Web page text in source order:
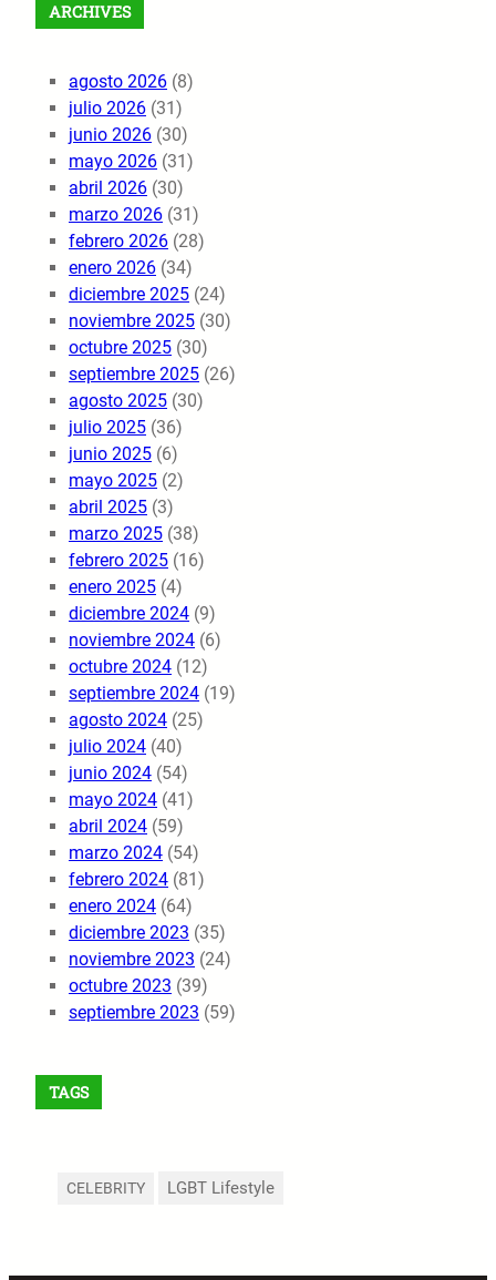
ARCHIVES
agosto 2026 (8)
julio 2026 (31)
junio 2026 (30)
mayo 2026 (31)
abril 2026 (30)
marzo 2026 (31)
febrero 2026 (28)
enero 2026 (34)
diciembre 2025 (24)
noviembre 2025 (30)
octubre 2025 (30)
septiembre 2025 (26)
agosto 2025 (30)
julio 2025 (36)
junio 2025 (6)
mayo 2025 (2)
abril 2025 (3)
marzo 2025 (38)
febrero 2025 (16)
enero 2025 (4)
diciembre 2024 (9)
noviembre 2024 (6)
octubre 2024 (12)
septiembre 2024 (19)
agosto 2024 (25)
julio 2024 (40)
junio 2024 (54)
mayo 2024 (41)
abril 2024 (59)
marzo 2024 (54)
febrero 2024 (81)
enero 2024 (64)
diciembre 2023 (35)
noviembre 2023 (24)
octubre 2023 (39)
septiembre 2023 (59)
TAGS
CELEBRITY LGBT Lifestyle